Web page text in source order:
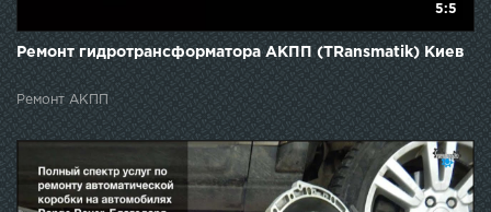
5:5
Ремонт гидротрансформатора АКПП (TRansmatik) Киев
Ремонт АКПП